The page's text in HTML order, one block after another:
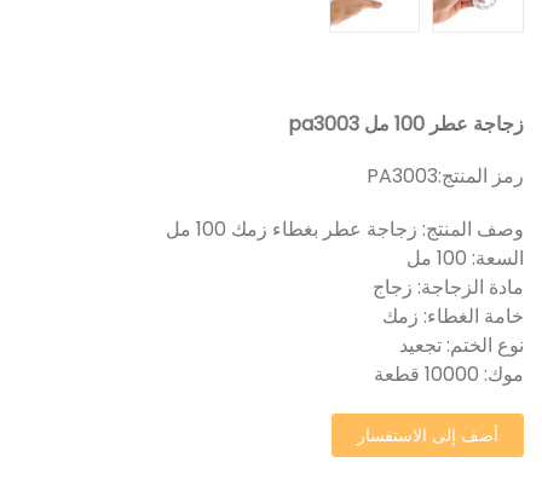
زجاجة عطر 100 مل pa3003
رمز المنتج:PA3003
وصف المنتج: زجاجة عطر بغطاء زمك 100 مل
السعة: 100 مل
مادة الزجاجة: زجاج
خامة الغطاء: زمك
نوع الختم: تجعيد
موك: 10000 قطعة
أضف إلى الاستفسار